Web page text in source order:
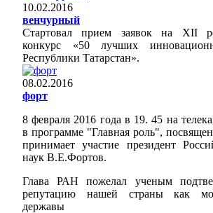
10.02.2016
венчурный
Стартовал прием заявок на XII
конкурс «50 лучших
Республики Татарстан».
08.02.2016
форт
8 февраля 2016 года в 19. 45 на
в программе "Главная роль",
принимает участие президент
наук В.Е.Фортов.
Глава РАН пожелал ученым
репутацию нашей страны как
державы